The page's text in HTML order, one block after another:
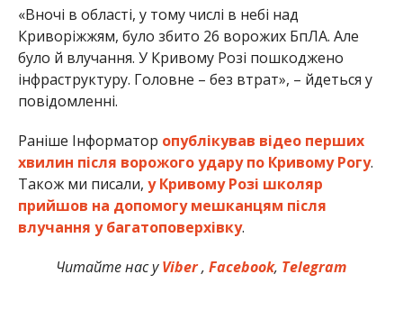
«Вночі в області, у тому числі в небі над
Криворіжжям, було збито 26 ворожих БпЛА. Але
було й влучання. У Кривому Розі пошкоджено
інфраструктуру. Головне – без втрат», – йдеться у
повідомленні.
Раніше Інформатор опублікував відео перших
хвилин після ворожого удару по Кривому Рогу.
Також ми писали, у Кривому Розі школяр
прийшов на допомогу мешканцям після
влучання у багатоповерхівку.
Читайте нас уViber,Facebook, Telegram